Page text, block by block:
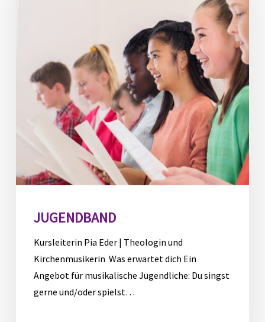
JUGENDBAND
Kursleiterin Pia Eder | Theologin und
Kirchenmusikerin Was erwartet dich Ein
Angebot für musikalische Jugendliche: Du singst
gerne und/oder spielst…